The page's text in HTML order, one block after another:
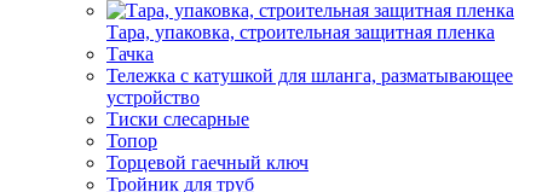
Тара, упаковка, строительная защитная пленка
Тачка
Тележка с катушкой для шланга, разматывающее
устройство
Тиски слесарные
Топор
Торцевой гаечный ключ
Тройник для труб